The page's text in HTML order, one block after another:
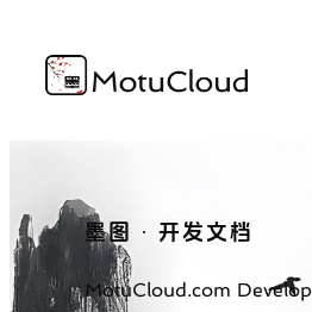
墨图 · 开发文档
MotuCloud.com